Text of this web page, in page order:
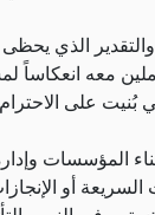
الذي
معه انعكاساً
المؤسسات
أو